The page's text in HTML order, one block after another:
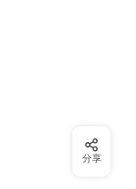
分享